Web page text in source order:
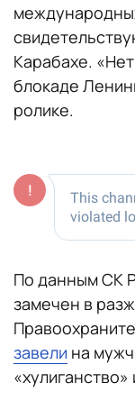
Карабахе.
блокаде
ролике.
По данным СК
замечен в
завели на